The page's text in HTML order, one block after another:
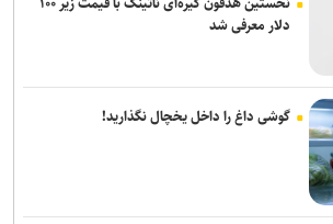
دلار معرفی شد
گوشی داغ را داخل یخچال نگذارید!